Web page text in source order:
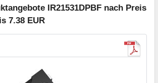
IR21531DPBF nach Preis
7.38 EUR